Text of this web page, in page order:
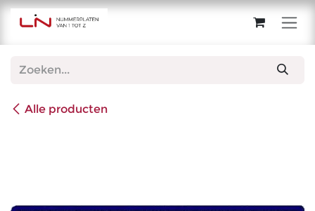
Overslaan naar inhoud
Alle producten